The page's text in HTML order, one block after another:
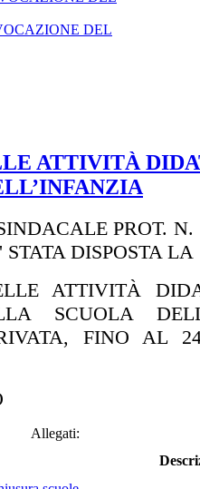
DEL
ATTIVITÀ
PROT. N.
STATA DISPOSTA
ATTIVITÀ
SCUOLA
FINO AL
Allegati: